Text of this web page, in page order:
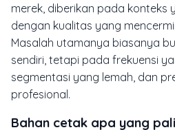
merek, diberikan pada konteks
dengan kualitas yang
Masalah utamanya biasanya
sendiri, tetapi pada frekuensi
segmentasi yang lemah, dan
profesional.
Bahan cetak apa yang